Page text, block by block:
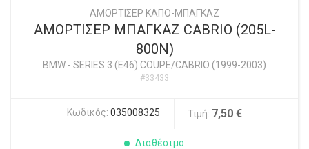
ΑΜΟΡΤΙΣΕΡ ΚΑΠΟ-ΜΠΑΓΚΑΖ
ΑΜΟΡΤΙΣΕΡ ΜΠΑΓΚΑΖ CABRIO (205L-
800N)
BMW - SERIES 3 (E46) COUPE/CABRIO (1999-2003)
#33433
Κωδικός: 035008325 Τιμή: 7,50 €
Διαθέσιμο